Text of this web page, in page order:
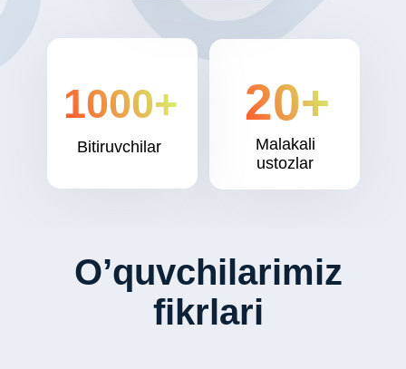
20+
Malakali
ustozlar
1000+
Bitiruvchilar
O’quvchilarimiz
fikrlari